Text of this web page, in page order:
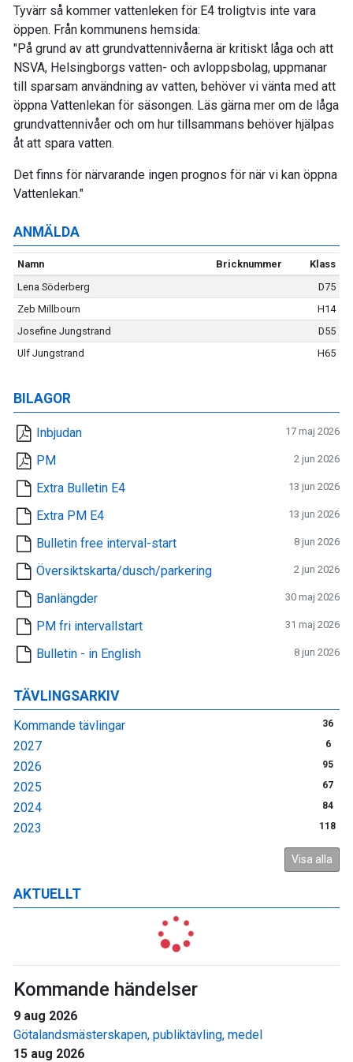
ANMÄLDA
Namn Bricknummer
Klass
Lena Söderberg
D75
Zeb Millbourn
H14
Josefine Jungstrand
D55
Ulf Jungstrand
H65
BILAGOR
Inbjudan 17 maj 2026
PM 2 jun 2026
Extra Bulletin E4 13 jun 2026
Extra PM E4 13 jun 2026
Bulletin free interval-start 8 jun 2026
Översiktskarta/dusch/parkering 2 jun 2026
Banlängder 30 maj 2026
PM fri intervallstart 31 maj 2026
Bulletin - in English 8 jun 2026
TÄVLINGSARKIV
Kommande tävlingar 36
2027 6
2026 95
2025 67
2024 84
2023 118
Visa alla
AKTUELLT
Kommande händelser
9 aug 2026
Götalandsmästerskapen, publiktävling, medel
15 aug 2026
Tyvärr så kommer vattenleken för E4 troligtvis inte vara
öppen. Från kommunens hemsida:
"På grund av att grundvattennivåerna är kritiskt låga och att
NSVA, Helsingborgs vatten- och avloppsbolag, uppmanar
till sparsam användning av vatten, behöver vi vänta med att
öppna Vattenlekan för säsongen. Läs gärna mer om de låga
grundvattennivåer och om hur tillsammans behöver hjälpas
åt att spara vatten.
Det finns för närvarande ingen prognos för när vi kan öppna
Vattenlekan."